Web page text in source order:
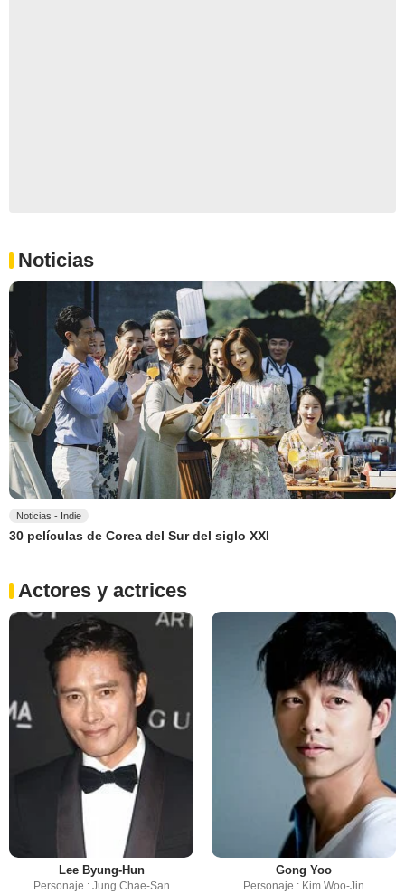
Noticias
Noticias - Indie
30 películas de Corea del Sur del siglo XXI
Actores y actrices
Lee Byung-Hun
Personaje : Jung Chae-San
Gong Yoo
Personaje : Kim Woo-Jin